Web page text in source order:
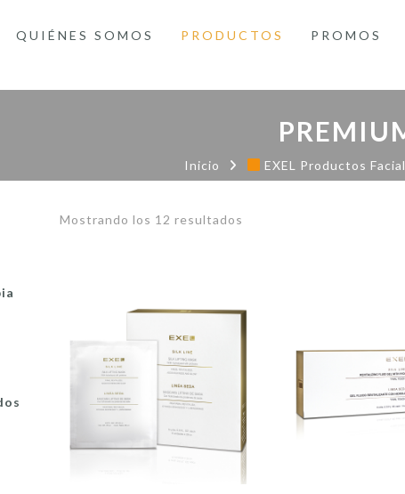
QUIÉNES SOMOS PRODUCTOS PROMOS
Inicio EXEL Productos
Mostrando los 12 resultados